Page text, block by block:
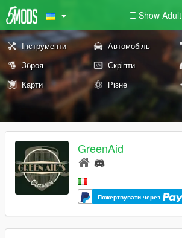
Show Adult
Інструменти Автомобіль
Зброя
Скріпти
Карти
Різне
GreenAid
Пожертвувати через